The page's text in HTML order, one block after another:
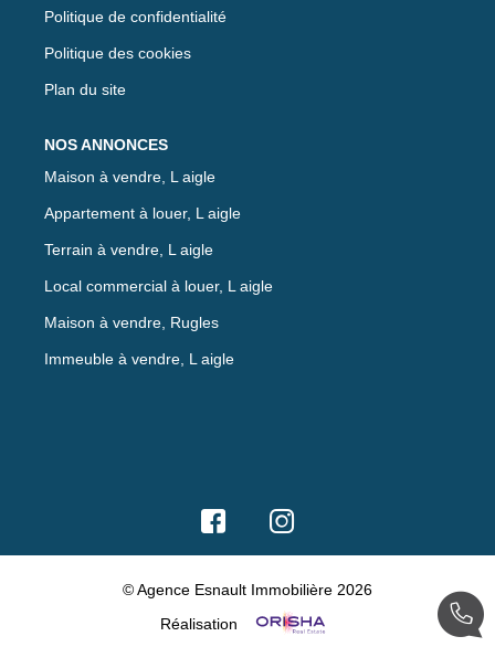
Politique de confidentialité
Politique des cookies
Plan du site
NOS ANNONCES
Maison à vendre, L aigle
Appartement à louer, L aigle
Terrain à vendre, L aigle
Local commercial à louer, L aigle
Maison à vendre, Rugles
Immeuble à vendre, L aigle
© Agence Esnault Immobilière 2026
Réalisation